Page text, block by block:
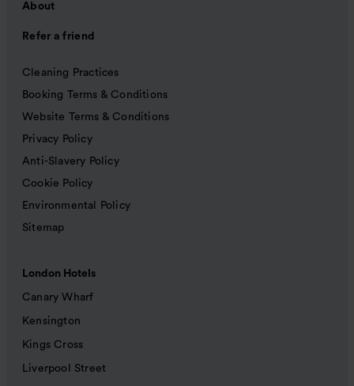
About
Refer a friend
Cleaning Practices
Booking Terms & Conditions
Website Terms & Conditions
Privacy Policy
Anti-Slavery Policy
Cookie Policy
Environmental Policy
Sitemap
London Hotels
Canary Wharf
Kensington
Kings Cross
Liverpool Street